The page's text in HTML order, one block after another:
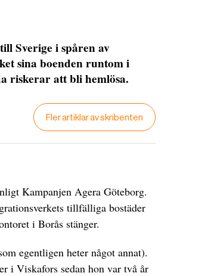
Sverige i spåren av
sina boenden runtom i
riskerar att bli hemlösa.
Fler artiklar av skribenten
Kampanjen Agera Göteborg.
tillfälliga bostäder
i Borås stänger.
egentligen heter något annat).
i Viskafors sedan hon var två år